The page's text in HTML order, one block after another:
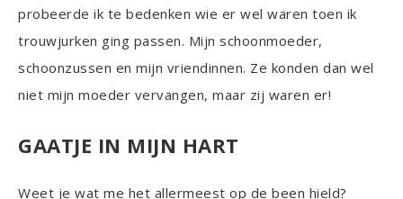
probeerde ik te bedenken wie er wel waren toen ik
trouwjurken ging passen. Mijn schoonmoeder,
schoonzussen en mijn vriendinnen. Ze konden dan wel
niet mijn moeder vervangen, maar zij waren er!
GAATJE IN MIJN HART
Weet je wat me het allermeest op de been hield?